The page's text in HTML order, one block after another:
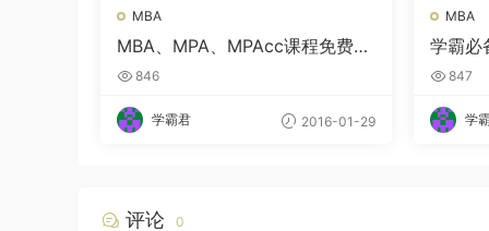
MBA
MBA、MPA、MPAcc课程免费下
载 846
学霸君 2016-01-29
MBA
学霸必
847
学
评论 0